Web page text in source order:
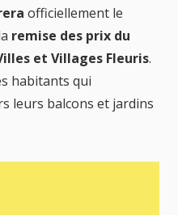
officiellement le
remise des prix du
et Villages Fleuris.
habitants qui
leurs balcons et jardins